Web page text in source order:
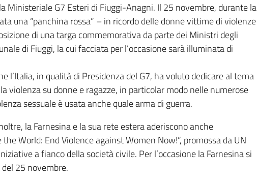
Ministeriale G7 Esteri di Fiuggi-Anagni. Il 25 novembre, durante la
una “panchina rossa” – in ricordo delle donne vittime di violenze
di una targa commemorativa da parte dei Ministri degli
di Fiuggi, la cui facciata per l’occasione sarà illuminata di
l’Italia, in qualità di Presidenza del G7, ha voluto dedicare al tema
violenza su donne e ragazze, in particolar modo nelle numerose
sessuale è usata anche quale arma di guerra.
la Farnesina e la sua rete estera aderiscono anche
World: End Violence against Women Now!”, promossa da UN
a fianco della società civile. Per l’occasione la Farnesina si
25 novembre.